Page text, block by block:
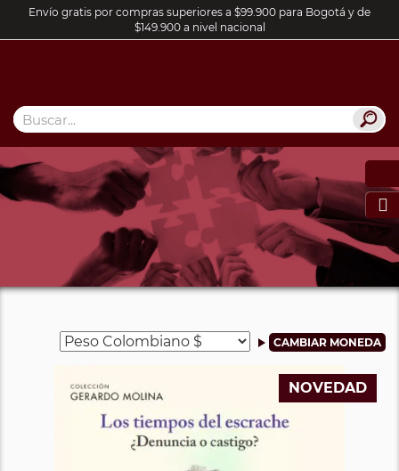
Envío gratis por compras superiores a $99.900 para Bogotá y de
$149.900 a nivel nacional

NOVEDAD